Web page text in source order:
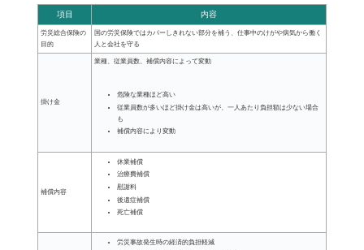
項目 内容
労災総合保険の
目的
国の労災保険ではカバーしきれない部分を補う、仕事中のけがや病気から働く
人と会社を守る
掛け金
業種、従業員数、補償内容によって変動
危険な業種ほど高い
従業員数が多いほど掛け金は高いが、一人あたり負担額は少ない場合
も
補償内容により変動
補償内容
休業補償
治療費補償
慰謝料
後遺症補償
死亡補償
労災事故発生時の経済的負担軽減